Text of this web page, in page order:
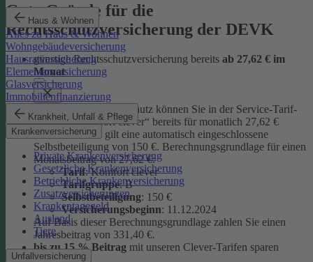
Haus & Wohnen
Alles zu Haus & Wohnen
Wohngebäudeversicherung
Hausratversicherung
Elementarversicherung
Glasversicherung
Immobilienfinanzierung
Krankheit, Unfall & Pflege
Krankenversicherung
Private Krankenversicherung
Gesetzliche Krankenversicherung
Betriebliche Krankenversicherung
Zusatzversicherungen
Krankentagegeld
Ausland
Tiere
Unfallversicherung
Gute Gründe für die
Rechtsschutzversicherung der DEVK
günstige Rechtsschutzversicherung bereits ab 27,62 € im
Monat
Unseren Privatrechtsschutz können Sie in der Service-Tarif-
Variante „Komfort clever“ bereits für monatlich 27,62 €
abschließen. Es gilt eine automatisch eingeschlossene
Selbstbeteiligung von 150 €. Berechnungsgrundlage für einen
Monatsbeitrag von 27,62 €:
Tarif: Komfort clever
Tarifgruppe: B
Selbstbeteiligung: 150 €
Versicherungsbeginn: 11.12.2024
Auf Basis dieser Berechnungsgrundlage zahlen Sie einen
Jahresbeitrag von 331,40 €.
bis zu 15 % Beitrag mit unseren Clever-Tarifen sparen